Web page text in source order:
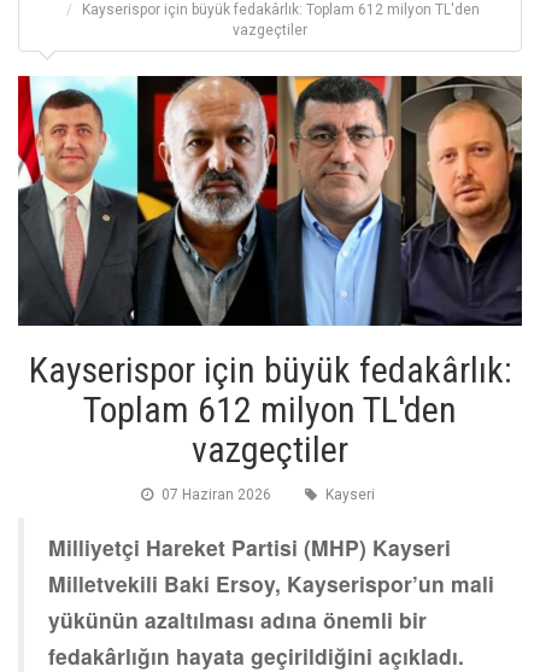
Kayserispor için büyük fedakârlık: Toplam 612 milyon TL'den
vazgeçtiler
Kayserispor için büyük fedakârlık:
Toplam 612 milyon TL'den
vazgeçtiler
07 Haziran 2026 Kayseri
Milliyetçi Hareket Partisi (MHP) Kayseri
Milletvekili Baki Ersoy, Kayserispor’un mali
yükünün azaltılması adına önemli bir
fedakârlığın hayata geçirildiğini açıkladı.